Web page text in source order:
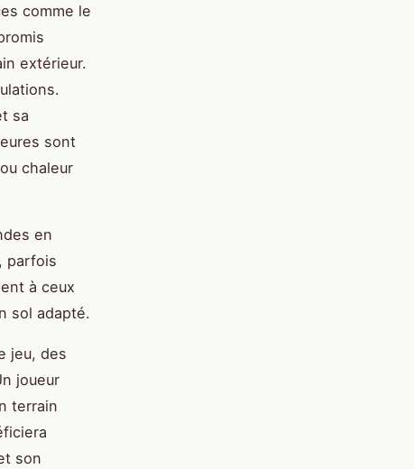
comme le
extérieur.
sa
sont
chaleur
en
parfois
à ceux
sol adapté.
jeu, des
joueur
terrain
son